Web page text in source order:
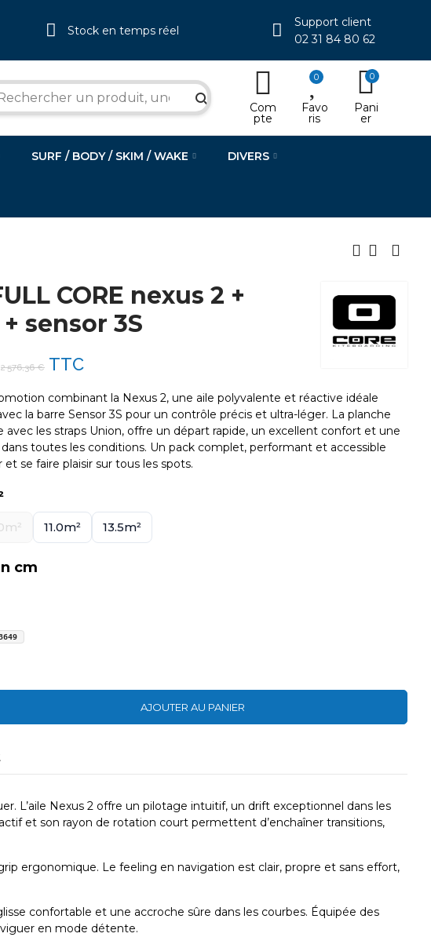
Stock en temps réel
Support client
02 31 84 80 62
search Com
pte
0
Favo
ris
0
Pani
er
SURF / BODY / SKIM / WAKE DIVERS
CORE nexus 2 +
sensor 3S
2 576,36 € TTC
combinant la Nexus 2, une aile polyvalente et réactive idéale
la barre Sensor 3S pour un contrôle précis et ultra-léger. La planche
avec les straps Union, offre un départ rapide, un excellent confort et une
toutes les conditions. Un pack complet, performant et accessible
se faire plaisir sur tous les spots.
11.0m² 13.5m²
cm
AJOUTER AU PANIER
L’aile Nexus 2 offre un pilotage intuitif, un drift exceptionnel dans les
et son rayon de rotation court permettent d’enchaîner transitions,
ergonomique. Le feeling en navigation est clair, propre et sans effort,
confortable et une accroche sûre dans les courbes. Équipée des
en mode détente.